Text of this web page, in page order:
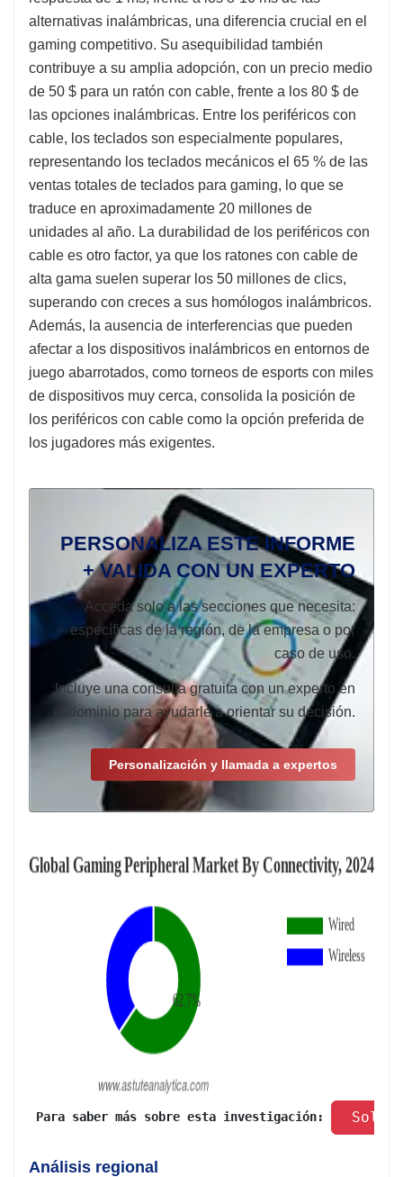
alternativas inalámbricas, una diferencia crucial en el
gaming competitivo. Su asequibilidad también
contribuye a su amplia adopción, con un precio medio
de 50 $ para un ratón con cable, frente a los 80 $ de
las opciones inalámbricas. Entre los periféricos con
cable, los teclados son especialmente populares,
representando los teclados mecánicos el 65 % de las
ventas totales de teclados para gaming, lo que se
traduce en aproximadamente 20 millones de
unidades al año. La durabilidad de los periféricos con
cable es otro factor, ya que los ratones con cable de
alta gama suelen superar los 50 millones de clics,
superando con creces a sus homólogos inalámbricos.
Además, la ausencia de interferencias que pueden
afectar a los dispositivos inalámbricos en entornos de
juego abarrotados, como torneos de esports con miles
de dispositivos muy cerca, consolida la posición de
los periféricos con cable como la opción preferida de
los jugadores más exigentes.
PERSONALIZA ESTE INFORME
+ VALIDA CON UN EXPERTO
Acceda solo a las secciones que necesita:
específicas de la región, de la empresa o por
caso de uso.
Incluye una consulta gratuita con un experto en
el dominio para ayudarle a orientar su decisión.
Personalización y llamada a expertos
Para saber más sobre esta investigación:
Análisis regional